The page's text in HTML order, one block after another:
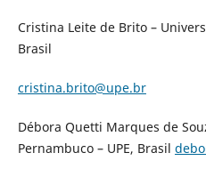
Cristina Leite de Brito –
Brasil
cristina.brito@upe.br
Débora Quetti Marques de
Pernambuco – UPE, Brasil